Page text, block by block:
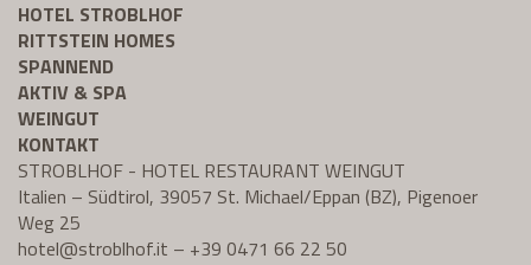
HOTEL STROBLHOF
RITTSTEIN HOMES
SPANNEND
AKTIV & SPA
WEINGUT
KONTAKT
STROBLHOF - HOTEL RESTAURANT WEINGUT
Italien – Südtirol, 39057 St. Michael/Eppan (BZ), Pigenoer
Weg 25
hotel@stroblhof.it – +39 0471 66 22 50